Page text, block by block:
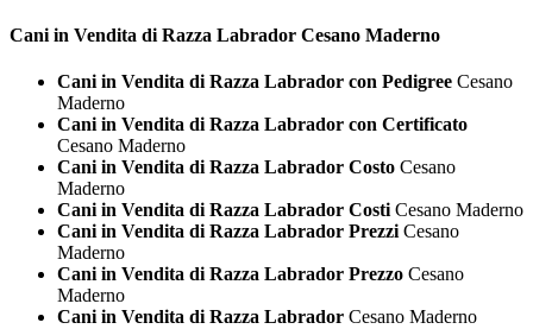
Cani in Vendita di Razza Labrador Cesano Maderno
Cani in Vendita di Razza Labrador con Pedigree Cesano
Maderno
Cani in Vendita di Razza Labrador con Certificato
Cesano Maderno
Cani in Vendita di Razza Labrador Costo Cesano
Maderno
Cani in Vendita di Razza Labrador Costi Cesano Maderno
Cani in Vendita di Razza Labrador Prezzi Cesano
Maderno
Cani in Vendita di Razza Labrador Prezzo Cesano
Maderno
Cani in Vendita di Razza Labrador Cesano Maderno